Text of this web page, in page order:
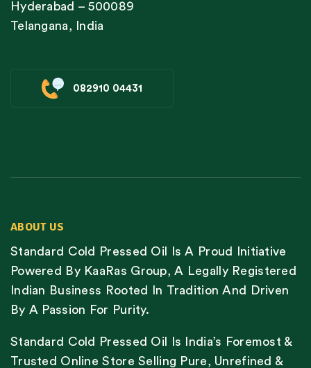
Hyderabad – 500089
Telangana, India
082910 04431
ABOUT US
Standard Cold Pressed Oil Is A Proud Initiative
Powered By KaaRas Group, A Legally Registered
Indian Business Rooted In Tradition And Driven
By A Passion For Purity.
Standard Cold Pressed Oil Is India’s Foremost &
Trusted Online Store Selling Pure, Unrefined &